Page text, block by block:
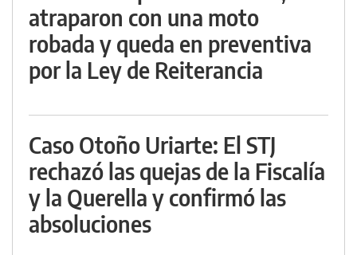
atraparon con una moto
robada y queda en preventiva
por la Ley de Reiterancia
Caso Otoño Uriarte: El STJ
rechazó las quejas de la Fiscalía
y la Querella y confirmó las
absoluciones